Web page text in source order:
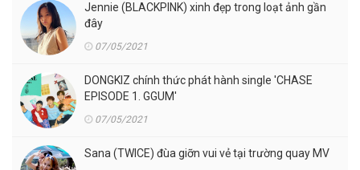
Jennie (BLACKPINK) xinh đẹp trong loạt ảnh gần
đây
07/05/2021
DONGKIZ chính thức phát hành single 'CHASE
EPISODE 1. GGUM'
07/05/2021
Sana (TWICE) đùa giỡn vui vẻ tại trường quay MV